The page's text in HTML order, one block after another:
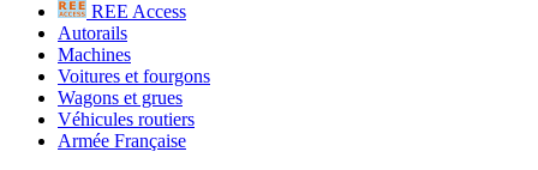
REE Access
Autorails
Machines
Voitures et fourgons
Wagons et grues
Véhicules routiers
Armée Française